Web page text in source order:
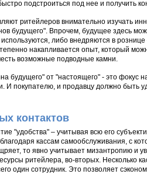
подстроиться под нее и получить
ритейлеров внимательно изучать
будущего". Впрочем, будущее здесь
либо внедряются в
накапливается опыт, который
возможные подводные камни.
будущего" от "настоящего" - это фокус
И покупателю, и продавцу должно быть
контактов
"удобства" – учитывая всю его
кассам самообслуживания, с
то явно учитывает мизантропию и
ритейлера, во-вторых. Несколько
один сотрудник. Это позволяет